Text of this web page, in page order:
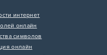
интернет
онлайн
символов
онлайн